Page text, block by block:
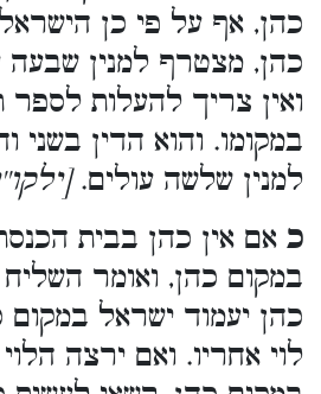
כהן, אף על פי כן
כהן, מצטרף למנין שבעה
ואין צריך להעלות לספר
במקומו. והוא הדין בשני
למנין שלשה עולים.
כ אם אין כהן בבית
במקום כהן, ואומר
כהן יעמוד ישראל במקום
לוי אחריו. ואם ירצה